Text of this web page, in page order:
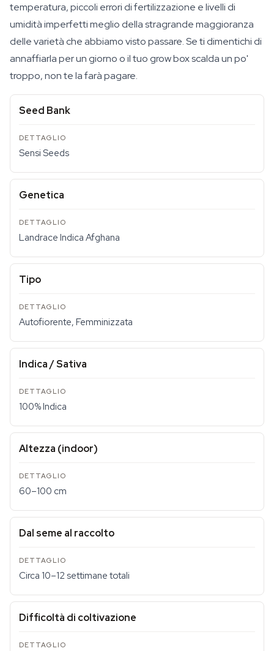
temperatura, piccoli errori di fertilizzazione e livelli di
umidità imperfetti meglio della stragrande maggioranza
delle varietà che abbiamo visto passare. Se ti dimentichi di
annaffiarla per un giorno o il tuo grow box scalda un po'
troppo, non te la farà pagare.
Seed Bank
Sensi Seeds
Genetica
Landrace Indica Afghana
Tipo
Autofiorente, Femminizzata
Indica / Sativa
100% Indica
Altezza (indoor)
60–100 cm
Dal seme al raccolto
Circa 10–12 settimane totali
Difficoltà di coltivazione